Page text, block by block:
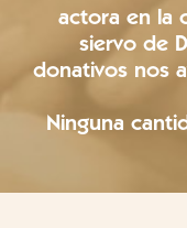
SU MENSAJE
DOCUMENTOS
GALERÍA
actora en la
siervo de
donativos nos
Ninguna